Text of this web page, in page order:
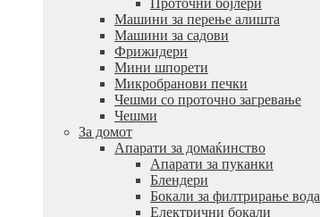
Проточни бојлери
Машини за перење алишта
Машини за садови
Фрижидери
Мини шпорети
Микробранови печки
Чешми со проточно загревање
Чешми
За домот
Апарати за домаќинство
Апарати за пуканки
Блендери
Бокали за филтрирање вода
Електрични бокали